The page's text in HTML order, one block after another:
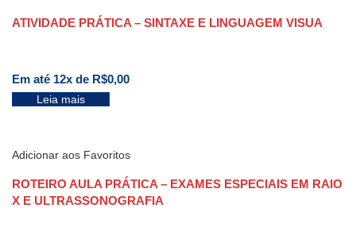
ATIVIDADE PRÁTICA – SINTAXE E LINGUAGEM VISUA
Em até 12x de R$0,00
Leia mais
Adicionar aos Favoritos
ROTEIRO AULA PRÁTICA – EXAMES ESPECIAIS EM RAIO
X E ULTRASSONOGRAFIA